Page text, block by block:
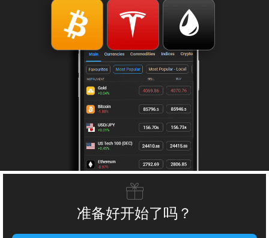
准备好开始了吗？